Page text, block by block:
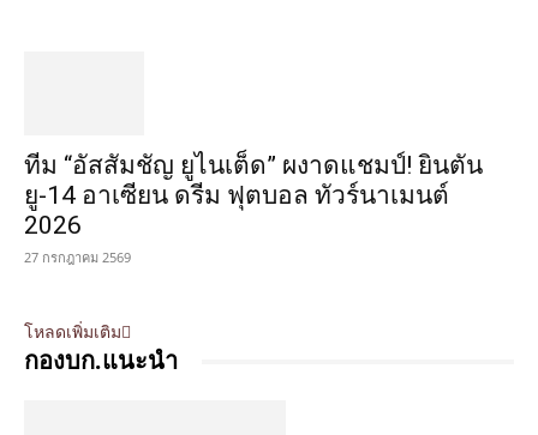
ทีม “อัสสัมชัญ ยูไนเต็ด” ผงาดแชมป์! ยินตัน
ยู-14 อาเซียน ดรีม ฟุตบอล ทัวร์นาเมนต์
2026
27 กรกฎาคม 2569
โหลดเพิ่มเติม
กองบก.แนะนำ